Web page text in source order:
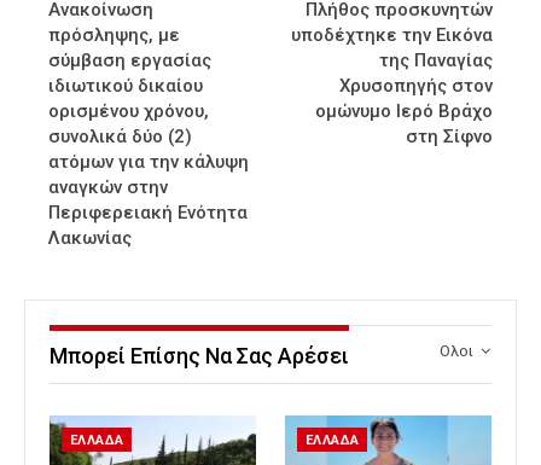
Ανακοίνωση
πρόσληψης, με
σύμβαση εργασίας
ιδιωτικού δικαίου
ορισμένου χρόνου,
συνολικά δύο (2)
ατόμων για την κάλυψη
αναγκών στην
Περιφερειακή Ενότητα
Λακωνίας
Πλήθος προσκυνητών
υποδέχτηκε την Εικόνα
της Παναγίας
Χρυσοπηγής στον
ομώνυμο Ιερό Βράχο
στη Σίφνο
Ολοι
Μπορεί Επίσης Να Σας Αρέσει
ΕΛΛΑΔΑ ΕΛΛΑΔΑ